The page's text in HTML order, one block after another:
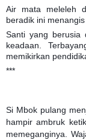
Air mata meleleh
beradik ini
Santi yang berusia
keadaan.
memikirkan
***
Si Mbok pulang
hampir ambruk
memeganginya.